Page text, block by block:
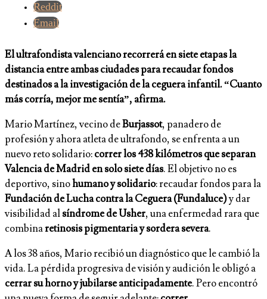
Reddit
Email
El ultrafondista valenciano recorrerá en siete etapas la
distancia entre ambas ciudades para recaudar fondos
destinados a la investigación de la ceguera infantil. “Cuanto
más corría, mejor me sentía”, afirma.
Mario Martínez, vecino deBurjassot, panadero de
profesión y ahora atleta de ultrafondo, se enfrenta a un
nuevo reto solidario:correr los 438 kilómetros que separan
Valencia de Madrid en solo siete días. El objetivo no es
deportivo, sinohumano y solidario: recaudar fondos para la
Fundación de Lucha contra la Ceguera (Fundaluce)y dar
visibilidad alsíndrome de Usher, una enfermedad rara que
combinaretinosis pigmentaria y sordera severa.
A los 38 años, Mario recibió un diagnóstico que le cambió la
vida. La pérdida progresiva de visión y audición le obligó a
cerrar su horno y jubilarse anticipadamente. Pero encontró